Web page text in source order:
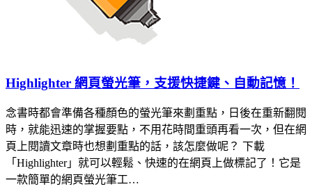
Highlighter 網頁螢光筆，支援快捷鍵、自動記憶！
念書時都會準備各種顏色的螢光筆來劃重點，日後在重新翻閱
時，就能迅速的掌握要點，不用花時間重頭再看一次，但在網
頁上閱讀文章時也想劃重點的話，該怎麼做呢？ 下載
「Highlighter」就可以輕鬆、快速的在網頁上做標記了！它是
一款簡單的網頁螢光筆工…